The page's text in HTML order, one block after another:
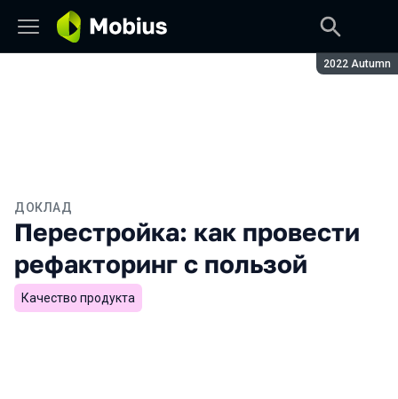
Сезон:
2022 Autumn
ДОКЛАД
Перестройка: как провести
рефакторинг с пользой
Качество продукта